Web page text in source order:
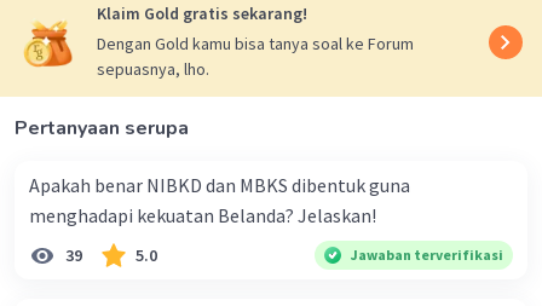
Klaim Gold gratis sekarang!
Dengan Gold kamu bisa tanya soal ke Forum
sepuasnya, lho.
Pertanyaan serupa
Apakah benar NIBKD dan MBKS dibentuk guna
menghadapi kekuatan Belanda? Jelaskan!
39 5.0 Jawaban terverifikasi